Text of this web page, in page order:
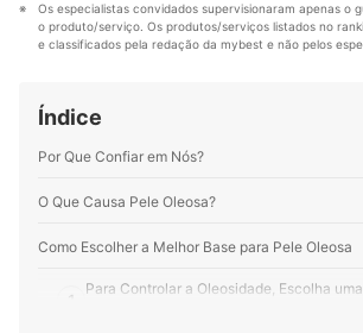
em suas escolhas e serem felizes
Perfil de Ariane Costa Oliveira
Os especialistas convidados supervisionaram apenas o
o produto/serviço. Os produtos/serviços listados no
e classificados pela redação da mybest e não pelos
Índice
Por Que Confiar em Nós?
O Que Causa Pele Oleosa?
Como Escolher a Melhor Base para Pele Oleosa
1
Para Controlar a Oleosidade, Escolha